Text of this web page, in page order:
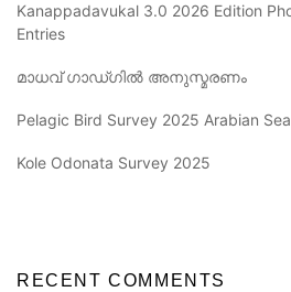
Kanappadavukal 3.0 2026 Edition
Entries
മാധവ് ഗാഡ്ഗിൽ അനുസ്മരണം
Pelagic Bird Survey 2025 Arabian Sea
Kole Odonata Survey 2025
RECENT COMMENTS